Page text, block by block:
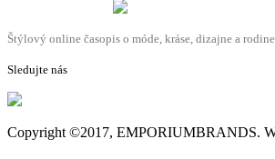
Štýlový online časopis o móde, kráse, dizajne a rodine.
Sledujte nás
Copyright ©2017, EMPORIUMBRANDS.